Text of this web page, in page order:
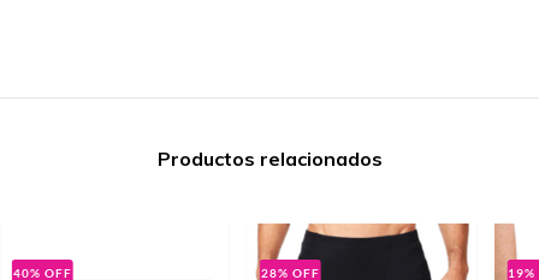
Productos relacionados
40% OFF 28% OFF 19%